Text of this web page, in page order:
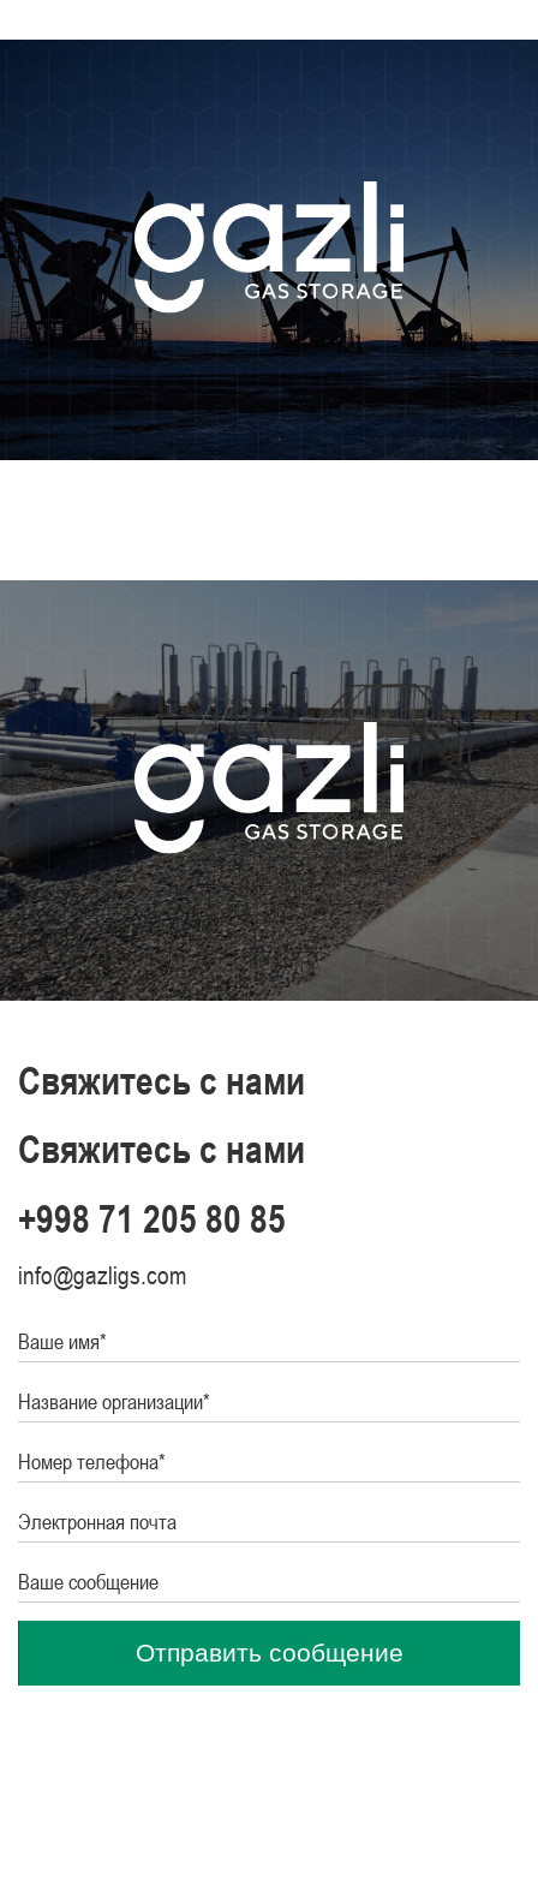
Свяжитесь с нами
Свяжитесь с нами
+998 71 205 80 85
info@gazligs.com
Ваше имя*
Название организации*
Номер телефона*
Электронная почта
Ваше сообщение
Отправить сообщение